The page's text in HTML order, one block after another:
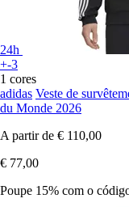
24h
+-3
1 cores
adidas Veste de
du Monde 2026
A partir de € 110,00
€ 77,00
Poupe 15% com o